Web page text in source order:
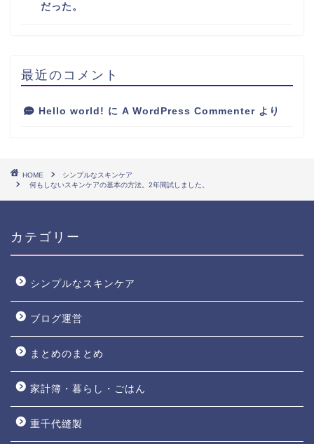
だった。
最近のコメント
Hello world! に A WordPress Commenter より
HOME
シンプルなスキンケア
何もしないスキンケアの基本の方法。2年間試しました。
カテゴリー
シンプルなスキンケア
ブログ運営
まとめのまとめ
家計簿・暮らし・ごはん
重千代縫製